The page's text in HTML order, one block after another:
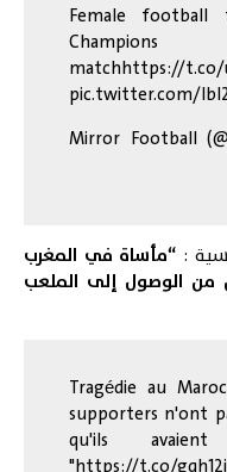
Female
Champions
matchhttps://t.co/
pic.twitter.com/
: “مأساة في المغرب
الوصول إلى الملعب
Tragédie au
supporters n'ont
qu'ils